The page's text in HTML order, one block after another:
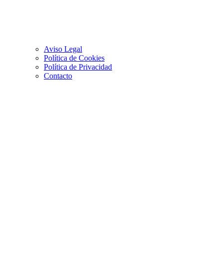
Aviso Legal
Política de Cookies
Política de Privacidad
Contacto